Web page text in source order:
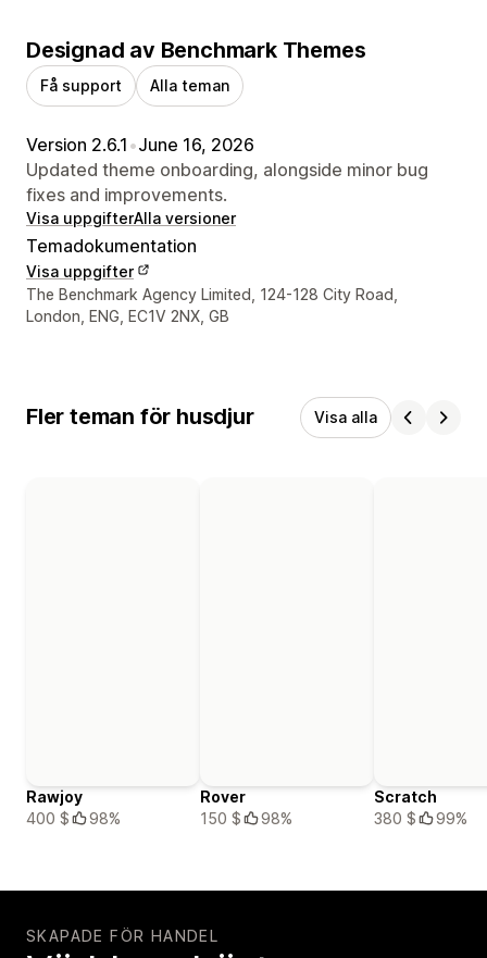
Designad av Benchmark Themes
Få support Alla teman
Version 2.6.1 •June 16, 2026
Updated theme onboarding, alongside minor bug
fixes and improvements.
Visa uppgifterAlla versioner
Temadokumentation
Visa uppgifter
Designerns kontaktuppgifter
The Benchmark Agency Limited, 124-128 City Road,
London, ENG, EC1V 2NX, GB
Fler teman för husdjur Visa alla
Rawjoy
400 $
98%
Rover
150 $
98%
Scratch
380 $
99%
SKAPADE FÖR HANDEL